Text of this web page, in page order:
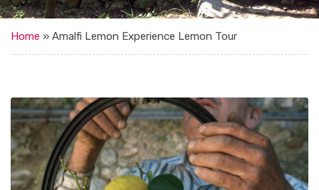
Home » Amalfi Lemon Experience Lemon Tour